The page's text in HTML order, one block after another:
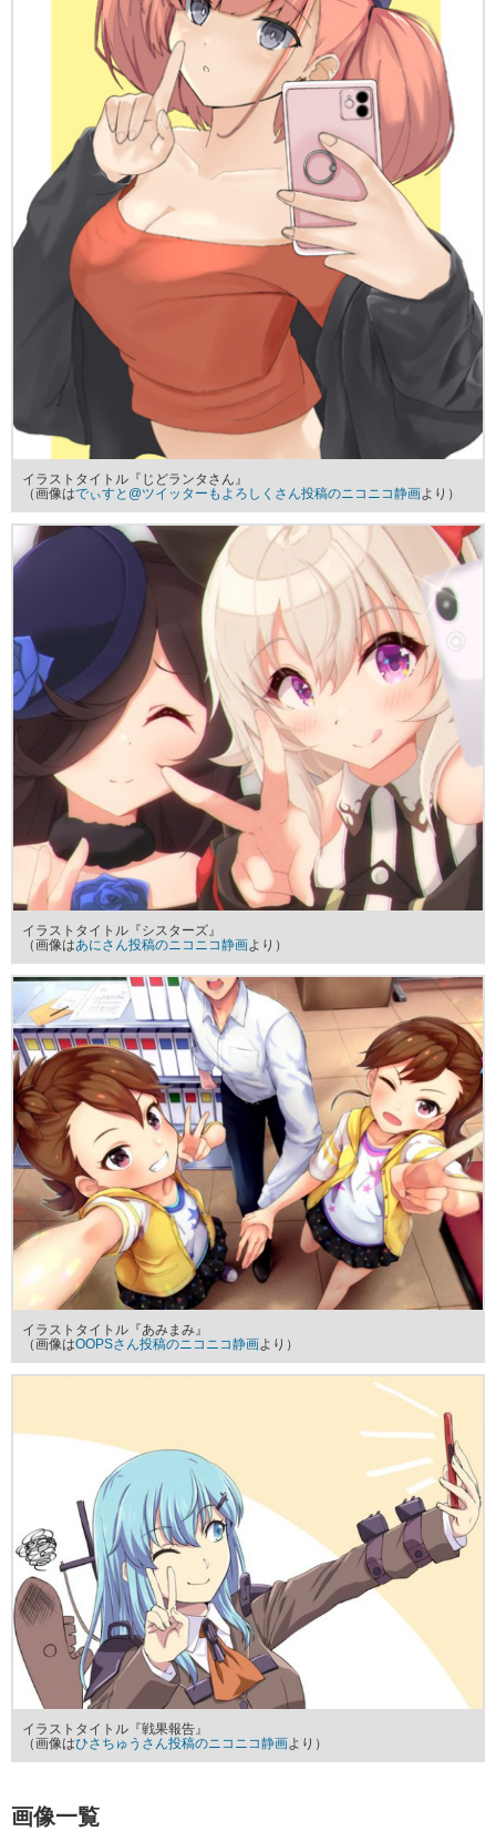
イラストタイトル『じどランタさん』
（画像はでぃすと@ツイッターもよろしくさん投稿のニコニコ静画より）
イラストタイトル『シスターズ』
（画像はあにさん投稿のニコニコ静画より）
イラストタイトル『あみまみ』
（画像はOOPSさん投稿のニコニコ静画より）
イラストタイトル『戦果報告』
（画像はひさちゅうさん投稿のニコニコ静画より）
画像一覧